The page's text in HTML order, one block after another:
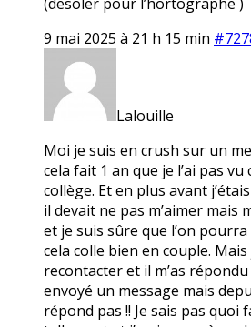
9 mai 2025 à 21 h 15 min
Lalouille
Moi je suis en crush sur un
cela fait 1 an que je l’ai pas vu
collège. Et en plus avant
il devait ne pas m’aimer mais
et je suis sûre que l’on
cela colle bien en couple. Mais
recontacter et il m’as
envoyé un message mais
répond pas !! Je sais pas quoi